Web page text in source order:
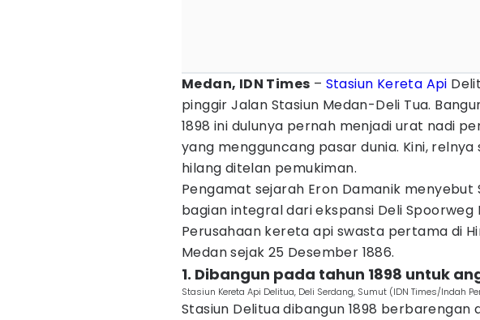
Medan, IDN Times – Stasiun Kereta Api
pinggir Jalan Stasiun Medan-Deli Tua.
1898 ini dulunya pernah menjadi urat nadi
yang mengguncang pasar dunia. Kini, relnya
hilang ditelan pemukiman.
Pengamat sejarah Eron Damanik menyebut
bagian integral dari ekspansi Deli Spoorweg
Perusahaan kereta api swasta pertama di
Medan sejak 25 Desember 1886.
1. Dibangun pada tahun 1898 untuk
Stasiun Kereta Api Delitua, Deli Serdang, Sumut (IDN Times/Indah
Stasiun Delitua dibangun 1898